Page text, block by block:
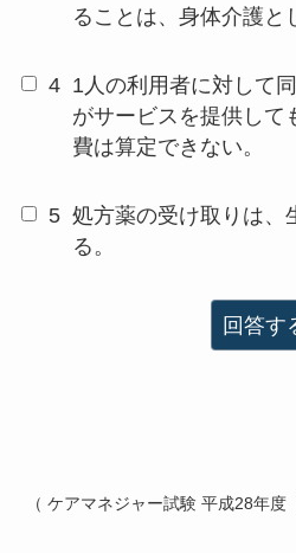
ることは、身体介護と
4 1人の利用者に対して
がサービスを提供して
費は算定できない。
5 処方薬の受け取りは、
る。
回答す
（ ケアマネジャー試験 平成28年